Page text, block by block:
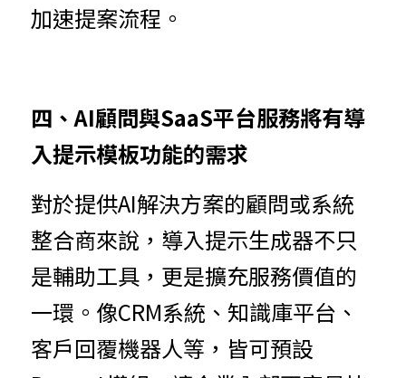
加速提案流程。
四、AI顧問與SaaS平台服務將有導
入提示模板功能的需求
對於提供AI解決方案的顧問或系統
整合商來說，導入提示生成器不只
是輔助工具，更是擴充服務價值的
一環。像CRM系統、知識庫平台、
客戶回覆機器人等，皆可預設